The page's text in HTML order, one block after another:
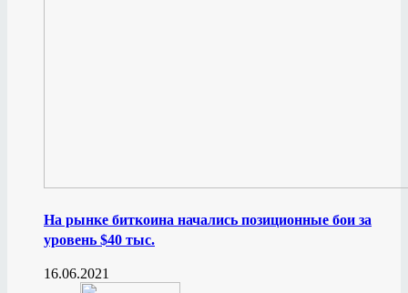
На рынке биткоина начались позиционные бои за
уровень $40 тыс.
16.06.2021